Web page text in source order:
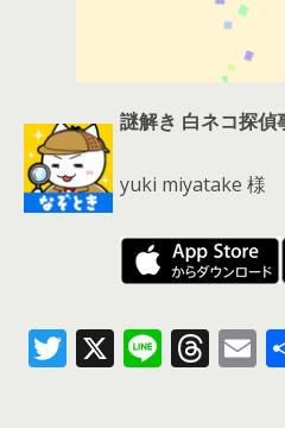
謎解き 白ネコ探偵
yuki miyatake 様
T X Li T E